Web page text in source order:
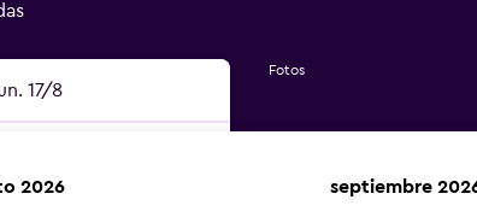
17/8
Fotos
2026 septiembre